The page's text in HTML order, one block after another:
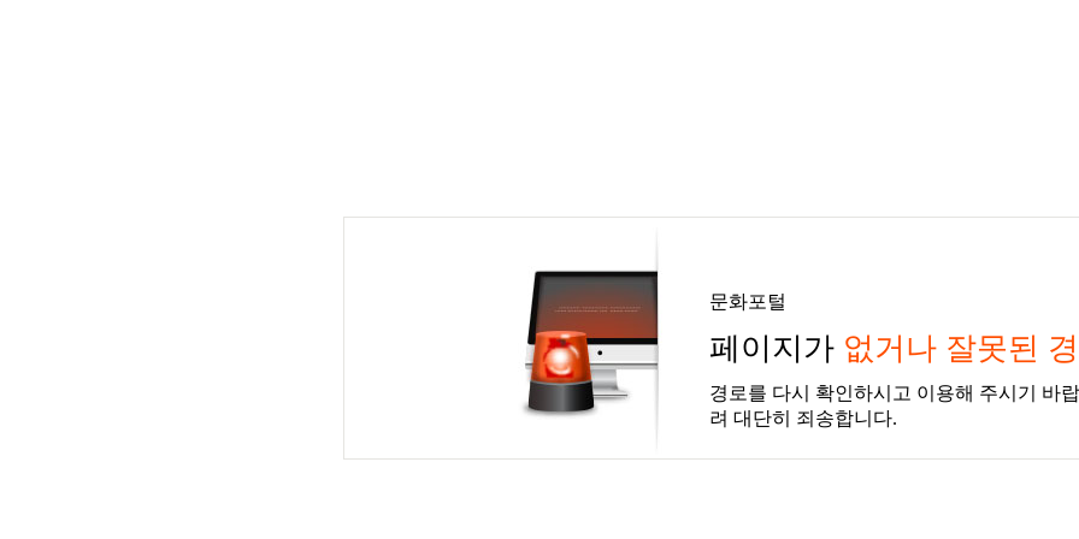
문화포털
페이지가 없거나 잘못된
경로를 다시 확인하시고 이용해 주시기 바
려 대단히 죄송합니다.